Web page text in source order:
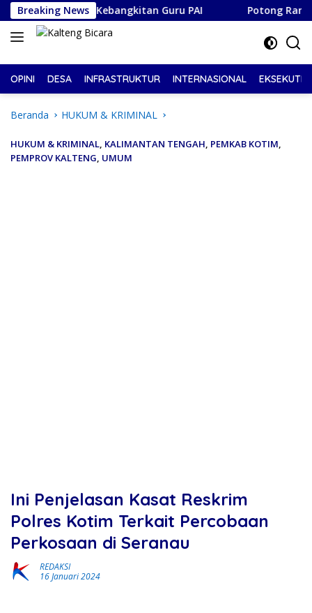
Langsung
ke
konten
Breaking News
Kebangkitan Guru PAI Potong Rambut Bayar
OPINI DESA INFRASTRUKTUR INTERNASIONAL EKSEKUTIF
Beranda HUKUM & KRIMINAL
HUKUM & KRIMINAL, KALIMANTAN TENGAH, PEMKAB KOTIM,
PEMPROV KALTENG, UMUM
Ini Penjelasan Kasat Reskrim
Polres Kotim Terkait Percobaan
Perkosaan di Seranau
REDAKSI
16 Januari 2024